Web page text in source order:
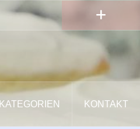
KATEGORIEN KONTAKT